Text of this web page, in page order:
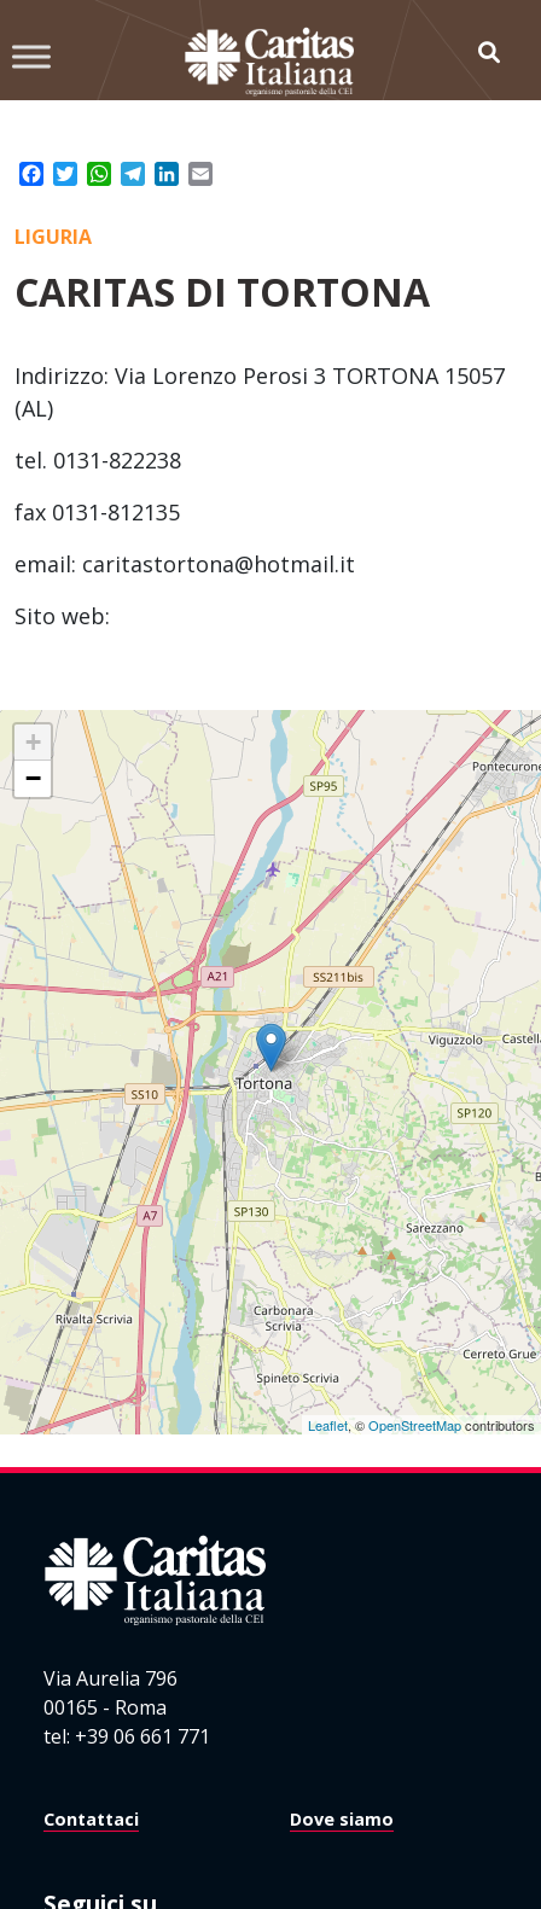
to
Facebook
TwitterWhatsApp
TelegramLinkedIn
LIGURIA
CARITAS DI TORTONA
Indirizzo: Via Lorenzo Perosi 3 TORTONA 15057
(AL)
tel. 0131-822238
fax 0131-812135
email: caritastortona@hotmail.it
Sito web:
+
−
Leaflet, ©OpenStreetMapcontributors
Via Aurelia 796
00165 - Roma
tel: +39 06 661 771
Contattaci Dove siamo